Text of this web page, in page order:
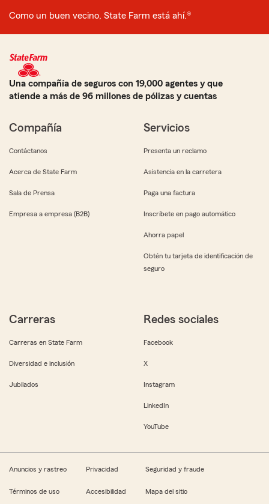
Como un buen vecino, State Farm está ahí.®
Una compañía de seguros con 19,000 agentes y que
atiende a más de 96 millones de pólizas y cuentas
Compañía
Contáctanos
Acerca de State Farm
Sala de Prensa
Empresa a empresa (B2B)
Servicios
Presenta un reclamo
Asistencia en la carretera
Paga una factura
Inscríbete en pago automático
Ahorra papel
Obtén tu tarjeta de identificación de
seguro
Carreras
Carreras en State Farm
Diversidad e inclusión
Jubilados
Redes sociales
Facebook
X
Instagram
LinkedIn
YouTube
Anuncios y rastreo Privacidad Seguridad y fraude
Términos de uso Accesibilidad Mapa del sitio